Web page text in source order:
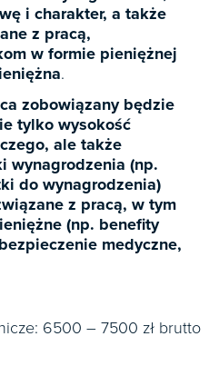
i charakter, a także
z pracą,
w formie pieniężnej
.
zobowiązany będzie
tylko wysokość
ale także
wynagrodzenia (np.
do wynagrodzenia)
z pracą, w tym
(np. benefity
medyczne,
6500 – 7500 zł brutto